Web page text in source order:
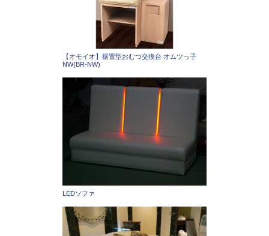
【オモイオ】据置型おむつ交換台 オムツっ子
NW(BR-NW)
LEDソファ